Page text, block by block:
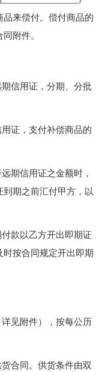
来偿付。偿付商品的
附件。
信用证，分期、分批
证，支付补偿商品的
期信用证之金额时，
期之前汇付甲方，以
款以乙方开出即期证
按合同规定开出即期
见附件），按每公历
合同。供货条件由双